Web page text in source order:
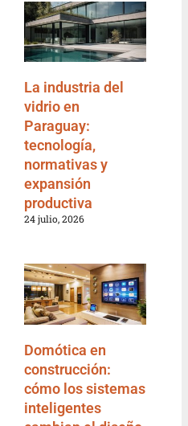
La industria del
vidrio en
Paraguay:
tecnología,
normativas y
expansión
productiva
24 julio, 2026
Domótica en
construcción:
cómo los sistemas
inteligentes